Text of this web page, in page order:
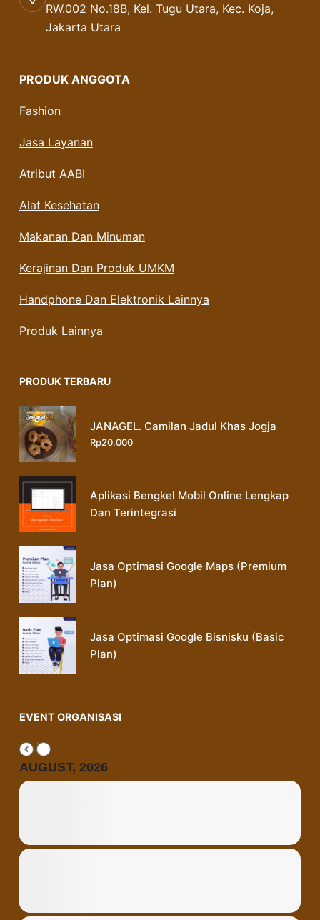
RW.002 No.18B, Kel. Tugu Utara, Kec. Koja,
Jakarta Utara
PRODUK ANGGOTA
Fashion
Jasa Layanan
Atribut AABI
Alat Kesehatan
Makanan Dan Minuman
Kerajinan Dan Produk UMKM
Handphone Dan Elektronik Lainnya
Produk Lainnya
PRODUK TERBARU
JANAGEL. Camilan Jadul Khas Jogja
Rp20.000
Aplikasi Bengkel Mobil Online Lengkap
Dan Terintegrasi
Jasa Optimasi Google Maps (Premium
Plan)
Jasa Optimasi Google Bisnisku (Basic
Plan)
EVENT ORGANISASI
AUGUST, 2026